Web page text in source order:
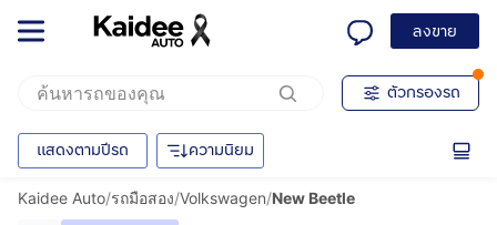
ลงขาย
ตัวกรองรถ
แสดงตามปีรถ ความนิยม
Kaidee Auto/รถมือสอง/Volkswagen/New Beetle